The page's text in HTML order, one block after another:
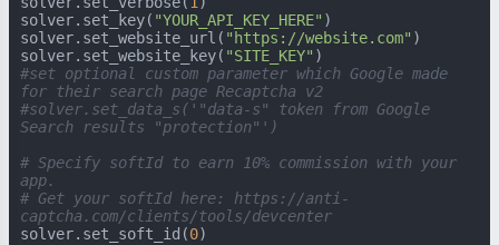
solver.set_key( "YOUR_API_KEY_HERE" )
solver.set_website_url( "https://website.com" )
solver.set_website_key( "SITE_KEY"
#set optional custom parameter which Google made
for their search page Recaptcha v2
#solver.set_data_s('"data-s" token from Google
Search results "protection"')
# Specify softId to earn 10% commission with your
app.
# Get your softId here: https://anti-
captcha.com/clients/tools/devcenter
solver.set_soft_id(0)